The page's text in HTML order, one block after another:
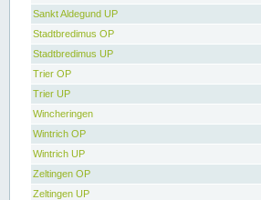
Sankt Aldegund UP
Stadtbredimus OP
Stadtbredimus UP
Trier OP
Trier UP
Wincheringen
Wintrich OP
Wintrich UP
Zeltingen OP
Zeltingen UP